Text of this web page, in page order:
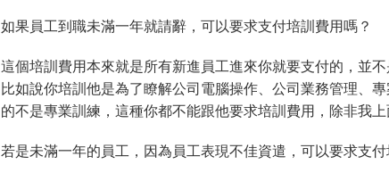
如果員工到職未滿一年就請辭，可以要求支付培訓費用嗎？
這個培訓費用本來就是所有新進員工進來你就要支付的，並
比如說你培訓他是為了瞭解公司電腦操作、公司業務管理、
的不是專業訓練，這種你都不能跟他要求培訓費用，除非我
若是未滿一年的員工，因為員工表現不佳資遣，可以要求支付